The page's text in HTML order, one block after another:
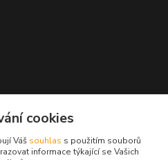
cookies
Váš souhlas s použitím souborů
informace týkající se Vašich